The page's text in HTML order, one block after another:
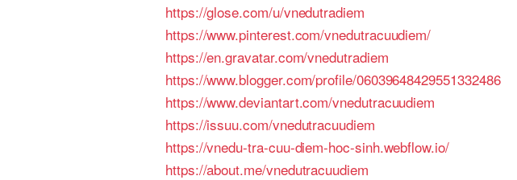
https://glose.com/u/vnedutradiem
https://www.pinterest.com/vnedutracuudiem/
https://en.gravatar.com/vnedutradiem
https://www.blogger.com/profile/06039648429551332486
https://www.deviantart.com/vnedutracuudiem
https://issuu.com/vnedutracuudiem
https://vnedu-tra-cuu-diem-hoc-sinh.webflow.io/
https://about.me/vnedutracuudiem